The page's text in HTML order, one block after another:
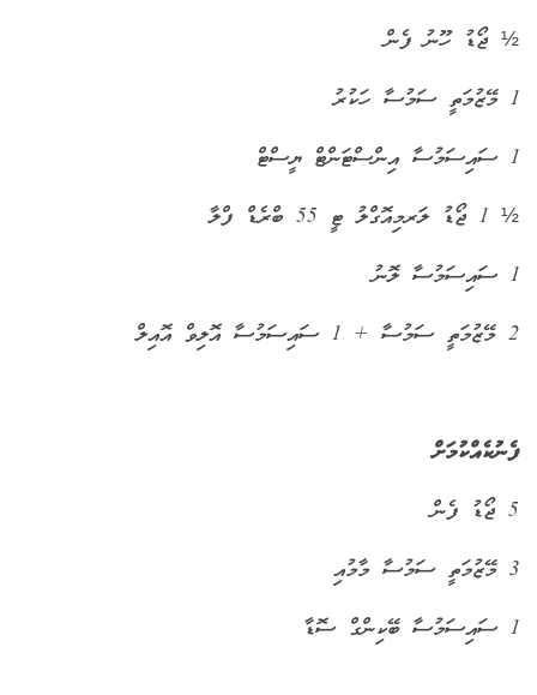
½ ޖޯޑު ހޫނު ފެން
1 މޭޒުމަތީ ސަމުސާ ހަކުރު
1 ސައިސަމުސާ އިންސްޓަންޓް ޔީސްޓް
½ 1 ޖޯޑު ލަރމިއޮގްލު ޓީ 55 ބްރެޑް ފްލާ
1 ސައިސަމުސާ ލޮނު
2 މޭޒުމަތީ ސަމުސާ + 1 ސައިސަމުސާ އޮލިވް އޮއިލް
ފެނުކެއްކުމަށް
5 ޖޯޑު ފެން
3 މޭޒުމަތީ ސަމުސާ މާމުއި
1 ސައިސަމުސާ ބޭކިންގް ސޮޑާ